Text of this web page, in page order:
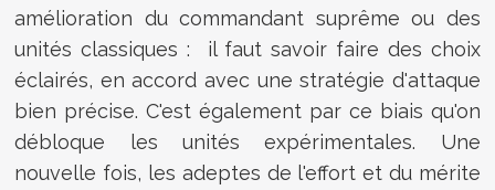
amélioration du commandant suprême ou des
unités classiques : il faut savoir faire des choix
éclairés, en accord avec une stratégie d'attaque
bien précise. C'est également par ce biais qu'on
débloque les unités expérimentales. Une
nouvelle fois, les adeptes de l'effort et du mérite